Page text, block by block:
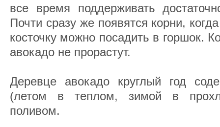
все время поддерживать
Почти сразу же появятся корни,
косточку можно посадить в горшок.
авокадо не прорастут.
Деревце авокадо круглый год
(летом в теплом, зимой в
поливом.